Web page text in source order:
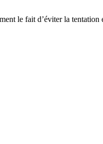
le fait d’éviter la